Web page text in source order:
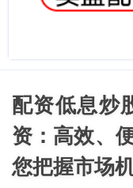
配资低息炒
资：高效、
您把握市场